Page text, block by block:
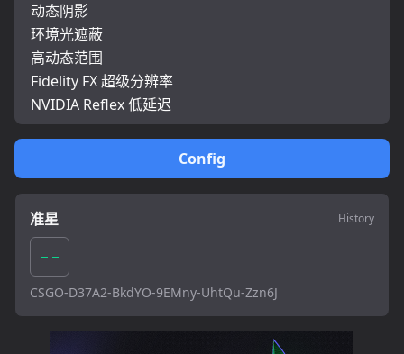
Config
准星 History
CSGO-D37A2-BkdYO-9EMny-UhtQu-Zzn6J
动态阴影
环境光遮蔽
高动态范围
Fidelity FX 超级分辨率
NVIDIA Reflex 低延迟